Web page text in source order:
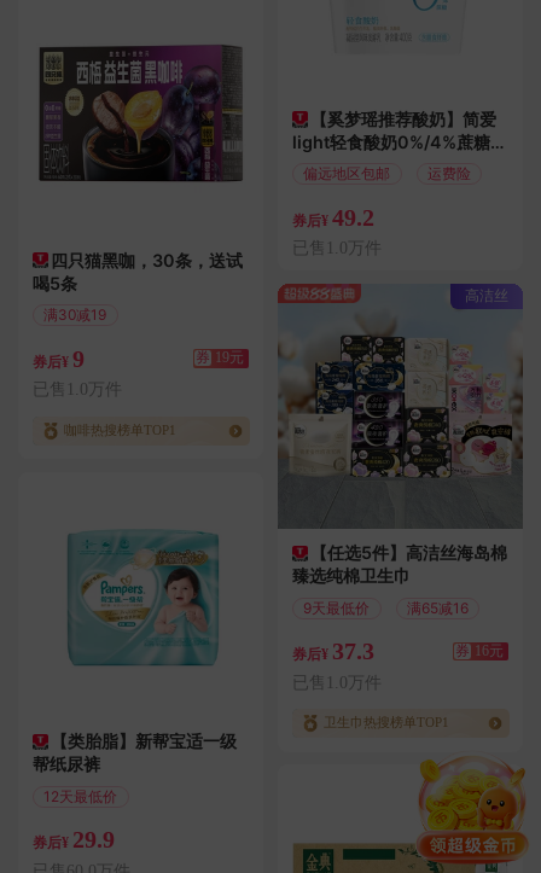
四只猫黑咖，30条，送试
喝5条
满30减19
券后¥ 9 券 19元
已售1.0万件
咖啡热搜榜单TOP1
【类胎脂】新帮宝适一级
帮纸尿裤
12天最低价
券后¥ 29.9
【奚梦瑶推荐酸奶】简爱
light轻食酸奶0%/4%蔗糖
酸奶碗
偏远地区包邮 运费险
券后¥ 49.2
已售1.0万件
高洁丝
【任选5件】高洁丝海岛棉
臻选纯棉卫生巾
9天最低价 满65减16
券后¥ 37.3 券 16元
已售1.0万件
卫生巾热搜榜单TOP1